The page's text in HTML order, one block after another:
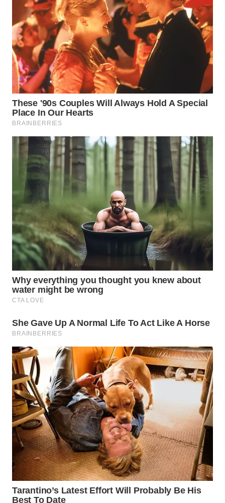
WN
INDRAMAYU
WN
KUNINGAN
WN
MAJALENGKA
WN
SUBANG
WN
SUKABUMI
WN
PURWAKARTA
WN
PRIANGAN
TIMUR
SEMARANG
SOLO
WN
BOROBUDUR
WN
MADURA
WN
SURABAYA
WN
NATUNA
WN